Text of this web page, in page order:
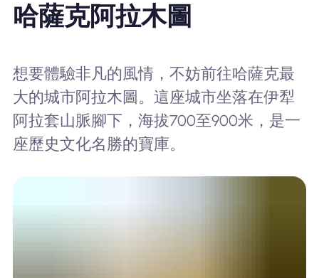
哈薩克阿拉木圖
想要體驗非凡的風情，不妨前往哈薩克最
大的城市阿拉木圖。這座城市坐落在伊犁
阿拉套山脈腳下，海拔700至900米，是一
座歷史文化名勝的寶庫。